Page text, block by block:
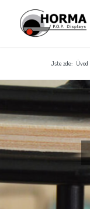
Jste zde: Úvod